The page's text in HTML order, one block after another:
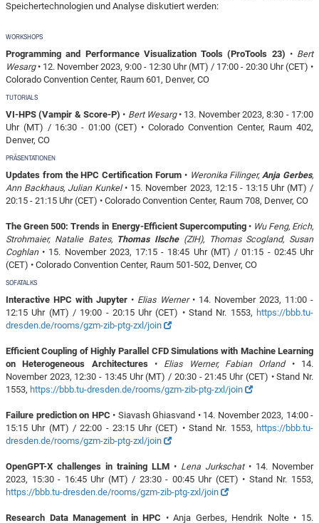
Speichertechnologien und Analyse diskutiert werden:
WORKSHOPS
Programming and Performance Visualization Tools (ProTools 23) • Bert
Wesarg• 12. November 2023, 9:00 - 12:30 Uhr (MT) / 17:00 - 20:30 Uhr (CET) •
Colorado Convention Center, Raum 601, Denver, CO
TUTORIALS
VI-HPS (Vampir & Score-P) • Bert Wesarg• 13. November 2023, 8:30 - 17:00
Uhr (MT) / 16:30 - 01:00 (CET) • Colorado Convention Center, Raum 402,
Denver, CO
PRÄSENTATIONEN
Updates from the HPC Certification Forum • Weronika Filinger,Anja Gerbes,
Ann Backhaus, Julian Kunkel• 15. November 2023, 12:15 - 13:15 Uhr (MT) /
20:15 - 21:15 Uhr (CET) • Colorado Convention Center, Raum 708, Denver, CO
The Green 500: Trends in Energy-Efficient Supercomputing• Wu Feng, Erich,
Strohmaier, Natalie Bates, Thomas Ilsche(ZIH), Thomas Scogland, Susan
Coghlan• 15. November 2023, 17:15 - 18:45 Uhr (MT) / 01:15 - 02:45 Uhr
(CET) • Colorado Convention Center, Raum 501-502, Denver, CO
SOFATALKS
Interactive HPC with Jupyter • Elias Werner• 14. November 2023, 11:00 -
12:15 Uhr (MT) / 19:00 - 20:15 Uhr (CET) • Stand Nr. 1553, https://bbb.tu-
dresden.de/rooms/gzm-zib-ptg-zxl/join
Efficient Coupling of Highly Parallel CFD Simulations with Machine Learning
on Heterogeneous Architectures• Elias Werner, Fabian Orland• 14.
November 2023, 12:30 - 13:45 Uhr (MT) / 20:30 - 21:45 Uhr (CET) • Stand Nr.
1553, https://bbb.tu-dresden.de/rooms/gzm-zib-ptg-zxl/join
Failure prediction on HPC • Siavash Ghiasvand • 14. November 2023, 14:00 -
15:15 Uhr (MT) / 22:00 - 23:15 Uhr (CET) • Stand Nr. 1553, https://bbb.tu-
dresden.de/rooms/gzm-zib-ptg-zxl/join
OpenGPT-X challenges in training LLM • Lena Jurkschat• 14. November
2023, 15:30 - 16:45 Uhr (MT) / 23:30 - 00:45 Uhr (CET) • Stand Nr. 1553,
https://bbb.tu-dresden.de/rooms/gzm-zib-ptg-zxl/join
Research Data Management in HPC • Anja Gerbes, Hendrik Nolte • 15.